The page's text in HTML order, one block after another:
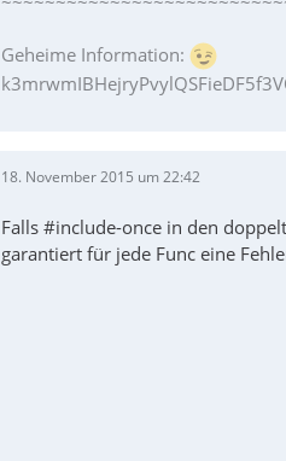
Geheime Information:
18. November 2015 um 22:42
Falls #include-once in den
garantiert für jede Func eine